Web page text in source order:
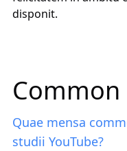
disponit.
Quae mensa
studii YouTube?